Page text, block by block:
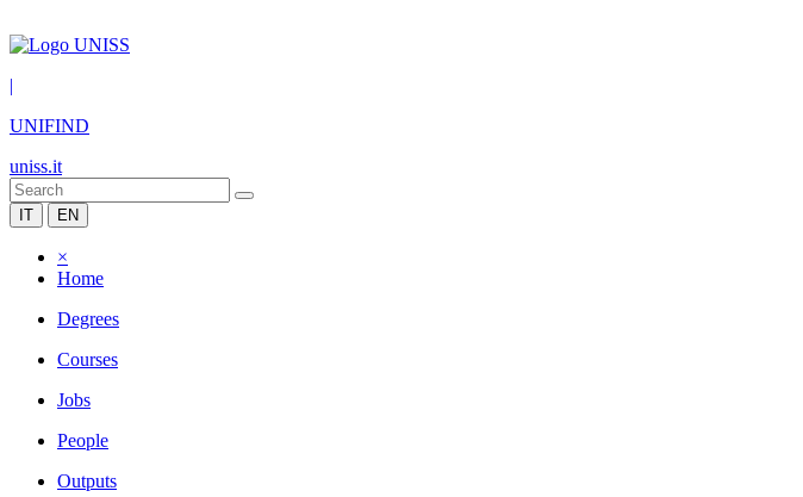
|
UNIFIND
uniss.it
IT EN
×
Home
Degrees
Courses
Jobs
People
Outputs